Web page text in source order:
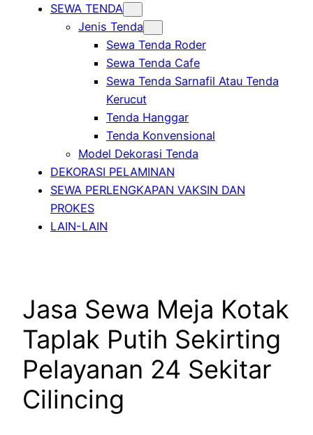
SEWA TENDA
Jenis Tenda
Sewa Tenda Roder
Sewa Tenda Cafe
Sewa Tenda Sarnafil Atau Tenda
Kerucut
Tenda Hanggar
Tenda Konvensional
Model Dekorasi Tenda
DEKORASI PELAMINAN
SEWA PERLENGKAPAN VAKSIN DAN
PROKES
LAIN-LAIN
Jasa Sewa Meja Kotak
Taplak Putih Sekirting
Pelayanan 24 Sekitar
Cilincing